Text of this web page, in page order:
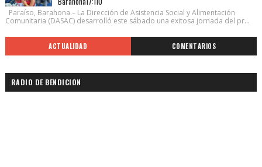
Paraíso, Barahona.– La Dirección de Asistencia Social y Alimentación
Comunitaria (DASAC) desarrolló este sábado una exitosa jornada del pr...
ACTUALIDAD COMENTARIOS
RADIO DE BENDICION